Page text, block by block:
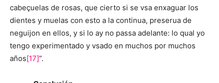
cabeçuelas de rosas, que cierto si se vsa enxaguar los
dientes y muelas con esto a la continua, preserua de
neguijon en ellos, y si lo ay no passa adelante: lo qual yo
tengo experimentado y vsado en muchos por muchos
años[17]”.